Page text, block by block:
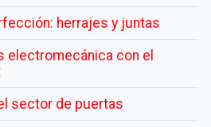
herrajes y juntas
electromecánica con el
sector de puertas